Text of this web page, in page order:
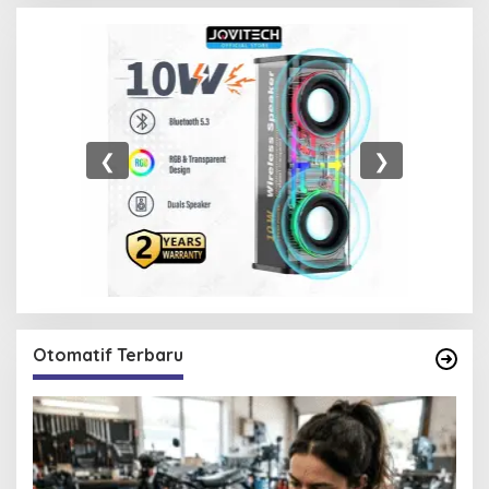
❮ ❯
Otomatif Terbaru